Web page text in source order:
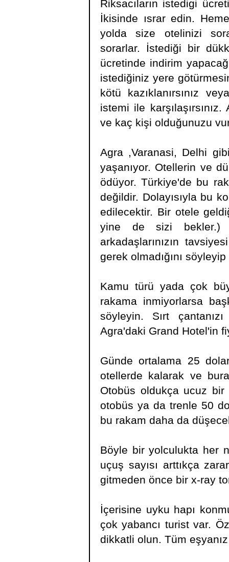
Riksacıların istedigi
İkisinde ısrar edin.
yolda size otelinizi
sorarlar. İstediği bir
ücretinde indirim
istediğiniz yere
kötü kazıklanırsınız
istemi ile
ve kaç kişi olduğunuzu
Agra ,Varanasi, Delhi
yaşanıyor. Otellerin ve
ödüyor. Türkiye'de bu
değildir. Dolayısıyla bu
edilecektir. Bir otele
yine de sizi bekler.)
arkadaşlarınızın
gerek olmadığını
Kamu türü yada çok
rakama inmiyorlarsa
söyleyin. Sırt
Agra'daki Grand Hotel'in
Günde ortalama 25
otellerde kalarak ve
Otobüs oldukça ucuz bir
otobüs ya da trenle 50
bu rakam daha da
Böyle bir yolculukta her
uçuş sayısı arttıkça
gitmeden önce bir x-ray
İçerisine uyku hapı
çok yabancı turist var.
dikkatli olun. Tüm